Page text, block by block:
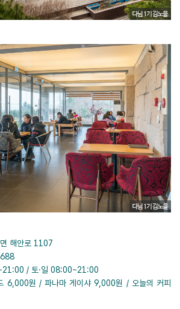
해안로 1107
/ 토·일 08:00~21:00
6,000원 / 파나마 게이샤 9,000원 / 오늘의 커피